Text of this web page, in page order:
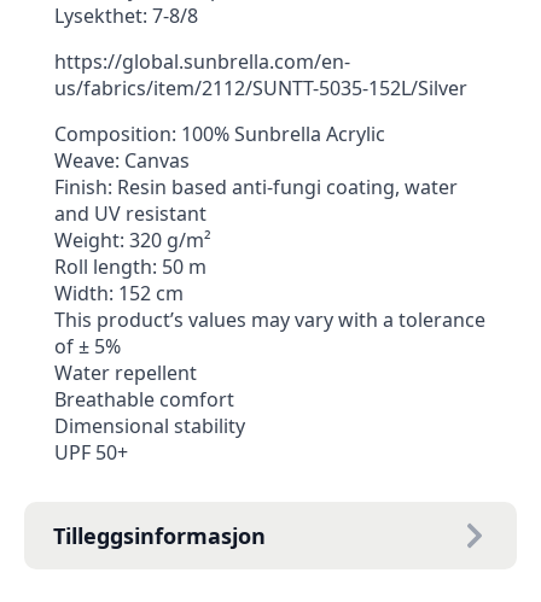
Lysekthet: 7-8/8
https://global.sunbrella.com/en-
us/fabrics/item/2112/SUNTT-5035-152L/Silver
Composition: 100% Sunbrella Acrylic
Weave: Canvas
Finish: Resin based anti-fungi coating, water
and UV resistant
Weight: 320 g/m²
Roll length: 50 m
Width: 152 cm
This product’s values may vary with a tolerance
of ± 5%
Water repellent
Breathable comfort
Dimensional stability
UPF 50+
Tilleggsinformasjon